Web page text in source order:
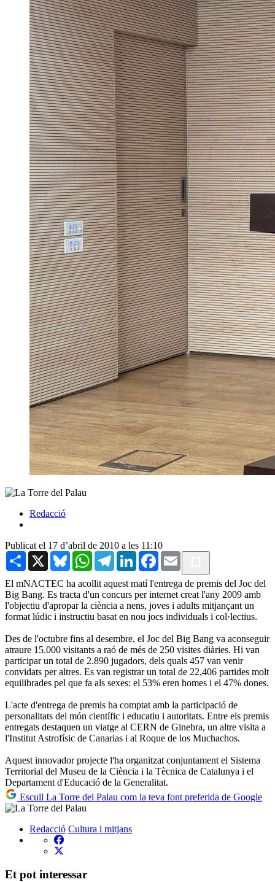
Redacció
Publicat el 17 d’abril de 2010 a les 11:10
Share X BlueskyWhatsAppTelegramLinkedInFacebook
Email
El mNACTEC ha acollit aquest matí l'entrega de premis del Joc del
Big Bang. Es tracta d'un concurs per internet creat l'any 2009 amb
l'objectiu d'apropar la ciència a nens, joves i adults mitjançant un
format lúdic i instructiu basat en nou jocs individuals i col·lectius.
Des de l'octubre fins al desembre, el Joc del Big Bang va aconseguir
atraure 15.000 visitants a raó de més de 250 visites diàries. Hi van
participar un total de 2.890 jugadors, dels quals 457 van venir
convidats per altres. Es van registrar un total de 22,406 partides molt
equilibrades pel que fa als sexes: el 53% eren homes i el 47% dones.
L'acte d'entrega de premis ha comptat amb la participació de
personalitats del món científic i educatiu i autoritats. Entre els premis
entregats destaquen un viatge al CERN de Ginebra, un altre visita a
l'Institut Astrofísic de Canarias i al Roque de los Muchachos.
Aquest innovador projecte l'ha organitzat conjuntament el Sistema
Territorial del Museu de la Ciència i la Tècnica de Catalunya i el
Departament d'Educació de la Generalitat.
Escull La Torre del Palau com la teva font preferida de Google
Redacció Cultura i mitjans
Et pot interessar